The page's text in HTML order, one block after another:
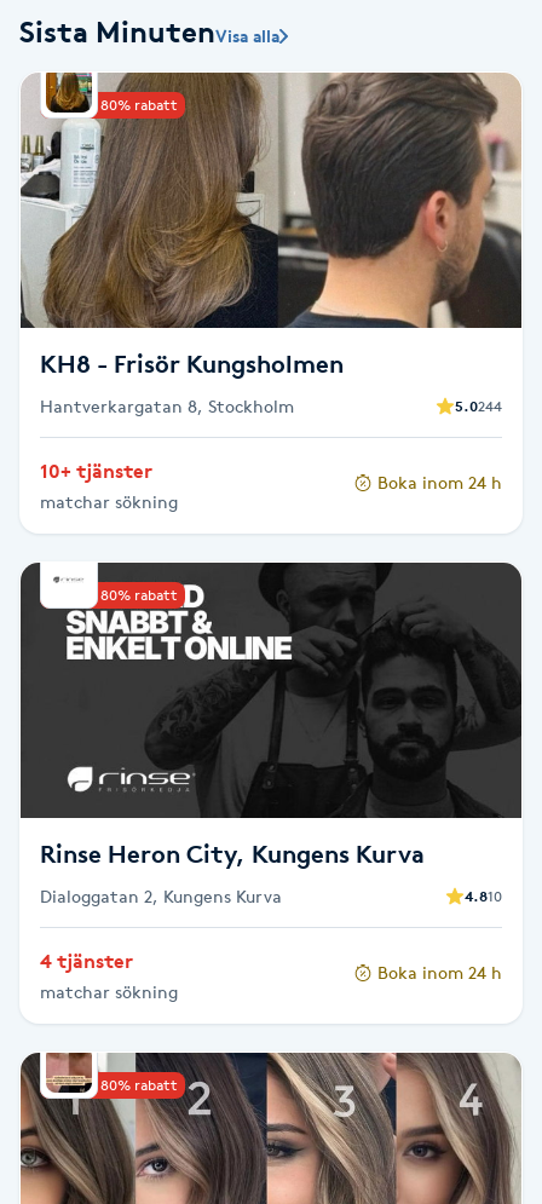
Babylights
Balayage
Bambumassage
Barber
Barnklippning
Brynformning
Brynfärgning
Bröllopsuppsättning
Celluliter
Coachning
Color correction
Cryoterapi
D
Damklippning
Sista MinutenVisa alla
Upp till 80% rabatt
KH8 - Frisör Kungsholmen
Hantverkargatan 8, Stockholm 5.0244
10+ tjänster
matchar sökning
Boka inom 24 h
Upp till 80% rabatt
Rinse Heron City, Kungens Kurva
Dialoggatan 2, Kungens Kurva 4.810
4 tjänster
matchar sökning
Boka inom 24 h
Upp till 80% rabatt